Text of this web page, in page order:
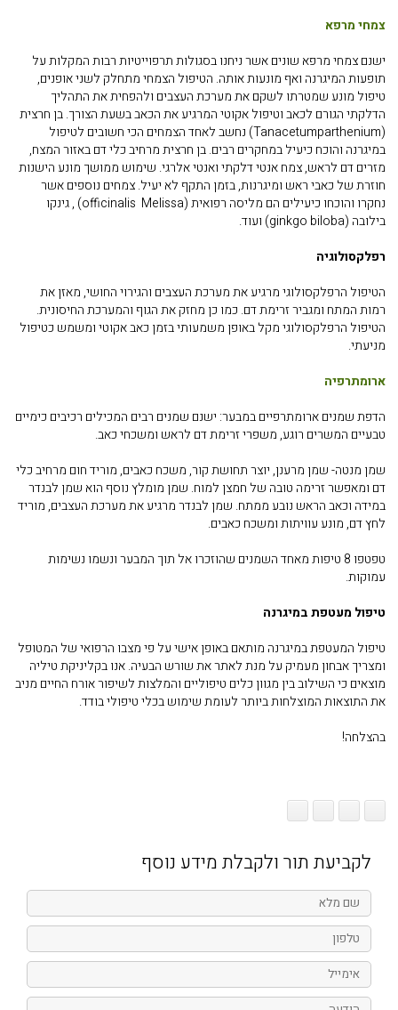
לקביעת תור ולקבלת מידע נוסף
שם
מלא
טלפון
אימייל
הודעה
צמחי מרפא
ישנם צמחי מרפא שונים אשר ניחנו בסגולות תרפוייטיות רבות המקלות על
תופעות המיגרנה ואף מונעות אותה. הטיפול הצמחי מתחלק לשני אופנים,
טיפול מונע שמטרתו לשקם את מערכת העצבים ולהפחית את התהליך
הדלקתי הגורם לכאב וטיפול אקוטי המרגיע את הכאב בשעת הצורך. בן חרצית
(
Tanacetumparthenium) נחשב לאחד הצמחים הכי חשובים לטיפול
במיגרנה והוכח כיעיל במחקרים רבים. בן חרצית מרחיב כלי דם באזור המצח,
מזרים דם לראש, צמח אנטי דלקתי ואנטי אלרגי. שימוש ממושך מונע הישנות
חוזרת של כאבי ראש ומיגרנות, בזמן התקף לא יעיל. צמחים נוספים אשר
נחקרו והוכחו כיעילים הם מליסה רפואיתMelissa)
officinalis) , גינקו
בילובה (ginkgo biloba) ועוד.
רפלקסולוגיה
הטיפול הרפלקסולוגי מרגיע את מערכת העצבים והגירוי החושי, מאזן את
רמות המתח ומגביר זרימת דם. כמו כן מחזק את הגוף והמערכת החיסונית.
הטיפול הרפלקסולוגי מקל באופן משמעותי בזמן כאב אקוטי ומשמש כטיפול
מניעתי.
ארומתרפיה
הדפת שמנים ארומתרפיים במבער: ישנם שמנים רבים המכילים רכיבים כימיים
טבעיים המשרים רוגע, משפרי זרימת דם לראש ומשכחי כאב.
שמן מנטה- שמן מרענן, יוצר תחושת קור, משכח כאבים, מוריד חום מרחיב כלי
דם ומאפשר זרימה טובה של חמצן למוח. שמן מומלץ נוסף הוא שמן לבנדר
במידה וכאב הראש נובע ממתח. שמן לבנדר מרגיע את מערכת העצבים, מוריד
לחץ דם, מונע עוויתות ומשכח כאבים.
טפטפו 8 טיפות מאחד השמנים שהוזכרו אל תוך המבער ונשמו נשימות
עמוקות.
טיפול מעטפת במיגרנה
טיפול המעטפת במיגרנה מותאם באופן אישי על פי מצבו הרפואי של המטופל
ומצריך אבחון מעמיק על מנת לאתר את שורש הבעיה. אנו בקליניקת טיליה
מוצאים כי השילוב בין מגוון כלים טיפוליים והמלצות לשיפור אורח החיים מניב
את התוצאות המוצלחות ביותר לעומת שימוש בכלי טיפולי בודד.
בהצלחה!